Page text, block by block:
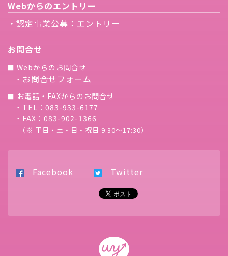
Webからのエントリー
・認定事業公募：エントリー
お問合せ
■ Webからのお問合せ
・ お問合せフォーム
■ お電話・FAXからのお問合せ
・TEL：083-933-6177
・FAX：083-902-1366
（※ 平日・土・日・祝日 9:30〜17:30）
Facebook Twitter